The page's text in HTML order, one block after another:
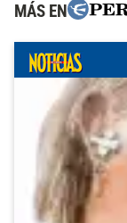
MÁS EN